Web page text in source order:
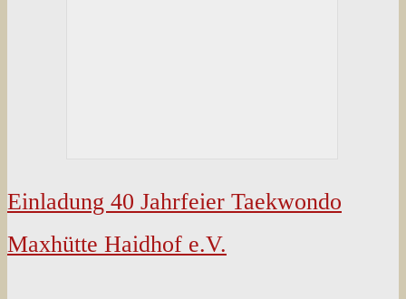
Einladung 40 Jahrfeier Taekwondo
Maxhütte Haidhof e.V.